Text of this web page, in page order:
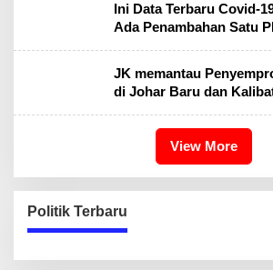
Ini Data Terbaru Covid-
Ada Penambahan Satu
JK memantau
di Johar Baru dan
View More
Politik Terbaru